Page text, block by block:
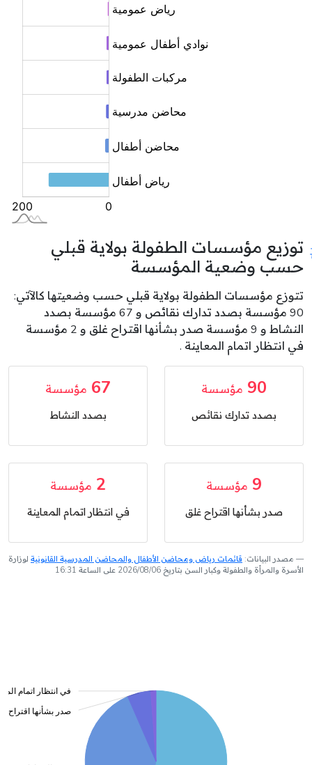
توزيع مؤسسات الطفولة بولاية قبلي
حسب وضعية المؤسسة
تتوزع مؤسسات الطفولة بولاية قبلي حسب وضعيتها كالآتي:
90 مؤسسة بصدد تدارك نقائص و 67 مؤسسة بصدد
النشاط و 9 مؤسسة صدر بشأنها اقتراح غلق و 2 مؤسسة
في انتظار اتمام المعاينة .
90 مؤسسة
بصدد تدارك نقائص
67 مؤسسة
بصدد النشاط
9 مؤسسة
صدر بشأنها اقتراح غلق
2 مؤسسة
في انتظار اتمام المعاينة
مصدر البيانات: قائمات رياض ومحاضن الأطفال والمحاضن المدرسية القانونية لوزارة
الأسرة والمرأة والطفولة وكبار السن بتاريخ 2026/08/06 على الساعة 16:31